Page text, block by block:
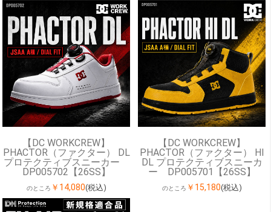
【DC WORKCREW】
PHACTOR（ファクター） DL
プロテクティブスニーカー
DP005702【26SS】
のところ ￥14,080(税込)
【DC WORKCREW】
PHACTOR（ファクター） HI
DL プロテクティブスニーカ
ー DP005701【26SS】
のところ ￥15,180(税込)